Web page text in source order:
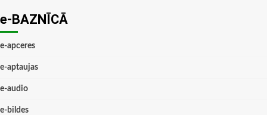
e-BAZNĪCĀ
e-apceres
e-aptaujas
e-audio
e-bildes